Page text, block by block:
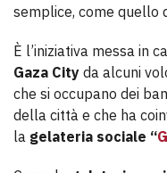
semplice, come quello
È l’iniziativa messa in
Gaza City da alcuni
che si occupano dei
della città e che ha
la gelateria sociale “